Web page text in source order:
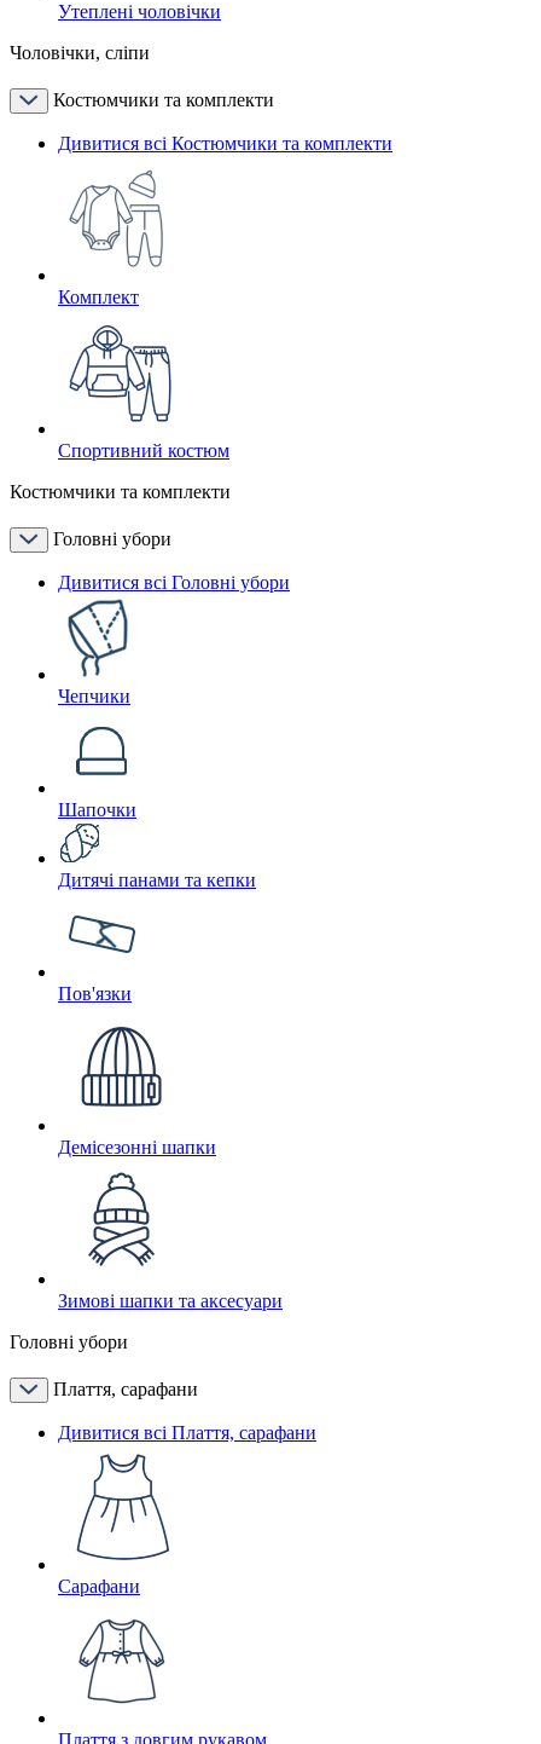
Утеплені чоловічки
Чоловічки, сліпи
Костюмчики та комплекти
Дивитися всі Костюмчики та комплекти
Комплект
Спортивний костюм
Костюмчики та комплекти
Головні убори
Дивитися всі Головні убори
Чепчики
Шапочки
Дитячі панами та кепки
Пов'язки
Демісезонні шапки
Зимові шапки та аксесуари
Головні убори
Плаття, сарафани
Дивитися всі Плаття, сарафани
Сарафани
Плаття з довгим рукавом